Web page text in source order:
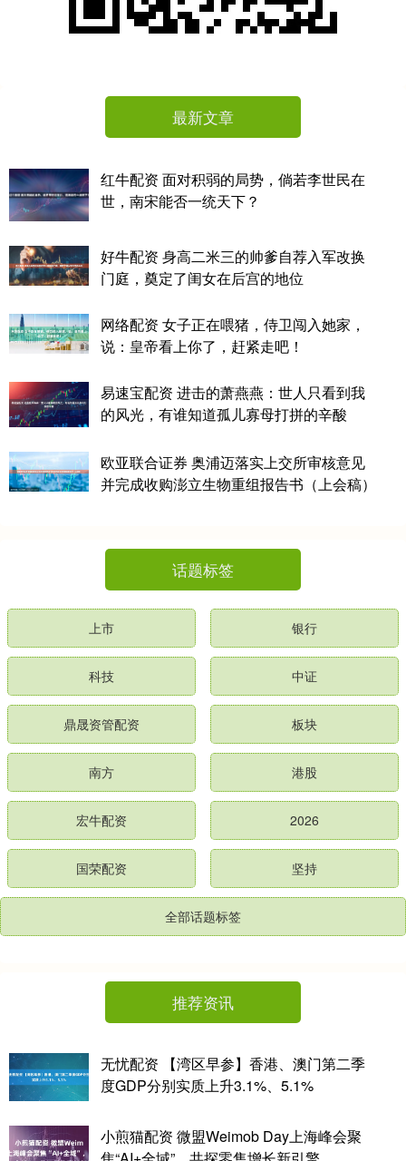
最新文章
红牛配资 面对积弱的局势，倘若李世民在
世，南宋能否一统天下？
好牛配资 身高二米三的帅爹自荐入军改换
门庭，奠定了闺女在后宫的地位
网络配资 女子正在喂猪，侍卫闯入她家，
说：皇帝看上你了，赶紧走吧！
易速宝配资 进击的萧燕燕：世人只看到我
的风光，有谁知道孤儿寡母打拼的辛酸
欧亚联合证券 奥浦迈落实上交所审核意见
并完成收购澎立生物重组报告书（上会稿）
话题标签
上市 银行
科技 中证
鼎晟资管配资 板块
南方 港股
宏牛配资 2026
国荣配资 坚持
全部话题标签
推荐资讯
无忧配资 【湾区早参】香港、澳门第二季
度GDP分别实质上升3.1%、5.1%
小煎猫配资 微盟Weimob Day上海峰会聚